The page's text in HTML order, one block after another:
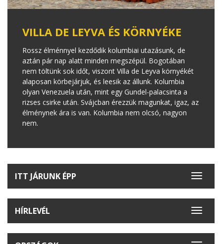
VILLA DE LEYVA ÉS KÖRNYÉKE
Rossz élménnyel kezdődik kolumbiai utazásunk, de
aztán pár nap alatt minden megszépül. Bogotában
nem töltünk sok időt, viszont Villa de Leyva környékét
alaposan körbejárjuk, és leesik az állunk. Kolumbia
olyan Venezuela után, mint egy Gundel-palacsinta a
rizses csirke után. Svájcban érezzük magunkat, igaz, az
élménynek ára is van. Kolumbia nem olcsó, nagyon
nem.
Toggle
ITT JÁRUNK ÉPP
Toggle
HÍRLEVÉL